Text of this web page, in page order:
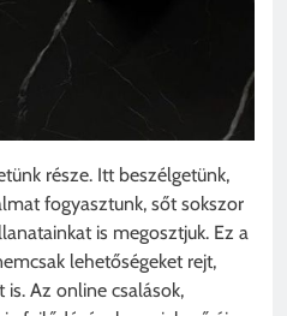
része. Itt beszélgetünk,
fogyasztunk, sőt sokszor
is megosztjuk. Ez a
lehetőségeket rejt,
Az online csalások,